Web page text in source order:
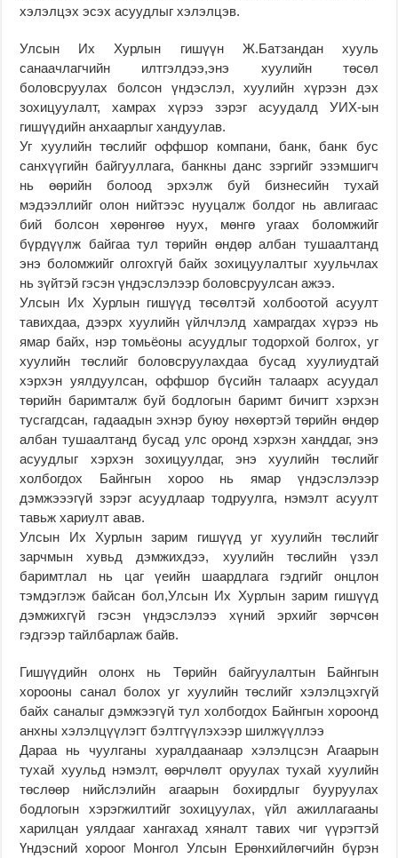
хэлэлцэх эсэх асуудлыг хэлэлцэв.
Улсын Их Хурлын гишүүн Ж.Батзандан хууль
санаачлагчийн илтгэлдээ,энэ хуулийн төсөл
боловсруулах болсон үндэслэл, хуулийн хүрээн дэх
зохицуулалт, хамрах хүрээ зэрэг асуудалд УИХ-ын
гишүүдийн анхаарлыг хандуулав.
Уг хуулийн төслийг оффшор компани, банк, банк бус
санхүүгийн байгууллага, банкны данс зэргийг эзэмшигч
нь өөрийн болоод эрхэлж буй бизнесийн тухай
мэдээллийг олон нийтээс нууцалж болдог нь авлигаас
бий болсон хөрөнгөө нуух, мөнгө угаах боломжийг
бүрдүүлж байгаа тул төрийн өндөр албан тушаалтанд
энэ боломжийг олгохгүй байх зохицуулалтыг хуульчлах
нь зүйтэй гэсэн үндэслэлээр боловсруулсан ажээ.
Улсын Их Хурлын гишүүд төсөлтэй холбоотой асуулт
тавихдаа, дээрх хуулийн үйлчлэлд хамрагдах хүрээ нь
ямар байх, нэр томьёоны асуудлыг тодорхой болгох, уг
хуулийн төслийг боловсруулахдаа бусад хуулиудтай
хэрхэн уялдуулсан, оффшор бүсийн талаарх асуудал
төрийн баримталж буй бодлогын баримт бичигт хэрхэн
тусгагдсан, гадаадын эхнэр буюу нөхөртэй төрийн өндөр
албан тушаалтанд бусад улс оронд хэрхэн ханддаг, энэ
асуудлыг хэрхэн зохицуулдаг, энэ хуулийн төслийг
холбогдох Байнгын хороо нь ямар үндэслэлээр
дэмжэээгүй зэрэг асуудлаар тодруулга, нэмэлт асуулт
тавьж хариулт авав.
Улсын Их Хурлын зарим гишүүд уг хуулийн төслийг
зарчмын хувьд дэмжихдээ, хуулийн төслийн үзэл
баримтлал нь цаг үеийн шаардлага гэдгийг онцлон
тэмдэглэж байсан бол,Улсын Их Хурлын зарим гишүүд
дэмжихгүй гэсэн үндэслэлээ хүний эрхийг зөрчсөн
гэдгээр тайлбарлаж байв.
Гишүүдийн олонх нь Төрийн байгуулалтын Байнгын
хорооны санал болох уг хуулийн төслийг хэлэлцэхгүй
байх саналыг дэмжээгүй тул холбогдох Байнгын хороонд
анхны хэлэлцүүлэгт бэлтгүүлэхээр шилжүүллээ
Дараа нь чуулганы хуралдаанаар хэлэлцсэн Агаарын
тухай хуульд нэмэлт, өөрчлөлт оруулах тухай хуулийн
төслөөр нийслэлийн агаарын бохирдлыг бууруулах
бодлогын хэрэгжилтийг зохицуулах, үйл ажиллагааны
харилцан уялдааг хангахад хяналт тавих чиг үүрэгтэй
Үндэсний хороог Монгол Улсын Ерөнхийлөгчийн бүрэн